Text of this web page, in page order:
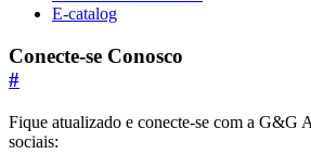
E-catalog
Conecte-se Conosco
#
Fique atualizado e conecte-se com a G&G
sociais: